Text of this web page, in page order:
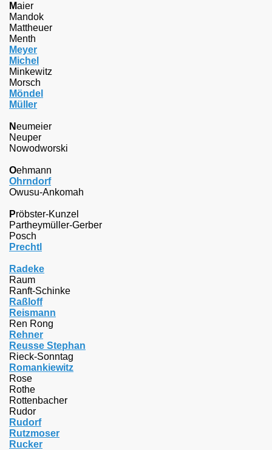
Maier
Mandok
Mattheuer
Menth
Meyer
Michel
Minkewitz
Morsch
Möndel
Müller
Neumeier
Neuper
Nowodworski
Oehmann
Ohrndorf
Owusu-Ankomah
Pröbster-Kunzel
Partheymüller-Gerber
Posch
Prechtl
Radeke
Raum
Ranft-Schinke
Raßloff
Reismann
Ren Rong
Rehner
Reusse Stephan
Rieck-Sonntag
Romankiewitz
Rose
Rothe
Rottenbacher
Rudor
Rudorf
Rutzmoser
Rucker